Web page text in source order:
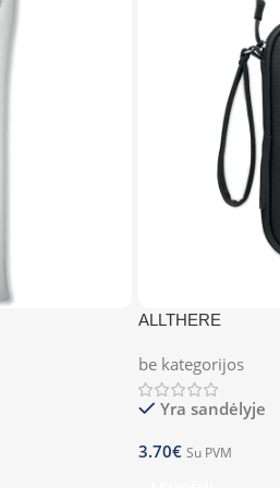
ALLTHERE
be kategorijos
Yra sandėlyje
3.70€ Su PVM